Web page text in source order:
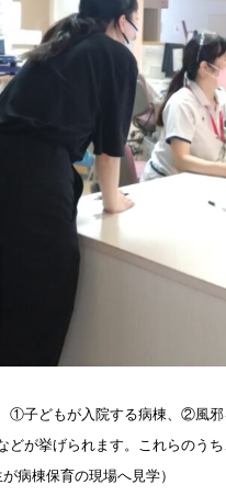
①子どもが入院する病棟、②風
どが挙げられます。これらのう
病棟保育の現場へ見学）